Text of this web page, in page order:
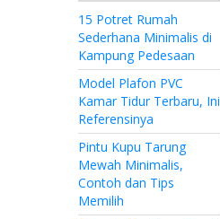
15 Potret Rumah
Sederhana Minimalis di
Kampung Pedesaan
Model Plafon PVC
Kamar Tidur Terbaru, Ini
Referensinya
Pintu Kupu Tarung
Mewah Minimalis,
Contoh dan Tips
Memilih